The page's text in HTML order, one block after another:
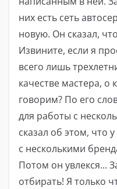
них есть сеть
новую. Он сказал,
Извините, если я
всего лишь
качестве мастера, о
говорим? По его
для работы с
сказал об этом, что
с несколькими
Потом он увлекся...
отбирать! Я только